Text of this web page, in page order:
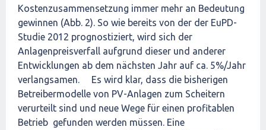
Kostenzusammensetzung immer mehr an Bedeutung
gewinnen (Abb. 2). So wie bereits von der der EuPD-
Studie 2012 prognostiziert, wird sich der
Anlagenpreisverfall aufgrund dieser und anderer
Entwicklungen ab dem nächsten Jahr auf ca. 5%/Jahr
verlangsamen. Es wird klar, dass die bisherigen
Betreibermodelle von PV-Anlagen zum Scheitern
verurteilt sind und neue Wege für einen profitablen
Betrieb gefunden werden müssen. Eine